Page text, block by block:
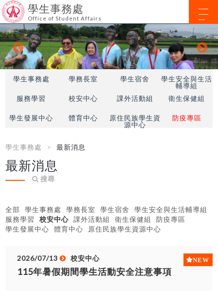
學生事務處
Office of Student Affairs
學生事務處 學務長室 學生宿舍
學生安全與生活
輔導組
服務學習
校安中心 課外活動組 衛生保健組
學生發展中心 體育中心
原住民族學生資
源中心
防疫專區
學生事務處 最新消息
最新消息
搜尋
全部 學生事務處 學務長室 學生宿舍
學生安全與生活輔導組
服務學習
校安中心 課外活動組 衛生保健組
防疫專區
學生發展中心
體育中心 原住民族學生資源中心
2026/07/13 校安中心
115年暑假期間學生活動安全注意事項